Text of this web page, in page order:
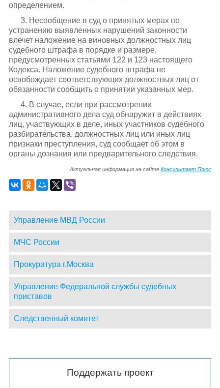
определением.
3. Несообщение в суд о принятых мерах по
устранению выявленных нарушений законности
влечет наложение на виновных должностных лиц
судебного штрафа в порядке и размере,
предусмотренных статьями 122 и 123 настоящего
Кодекса. Наложение судебного штрафа не
освобождает соответствующих должностных лиц от
обязанности сообщить о принятии указанных мер.
4. В случае, если при рассмотрении
административного дела суд обнаружит в действиях
лиц, участвующих в деле, иных участников судебного
разбирательства, должностных лиц или иных лиц
признаки преступления, суд сообщает об этом в
органы дознания или предварительного следствия.
Актуальная информация на сайтеКонсультант Плюс
Управление МВД России
МЧС России
Прокуратура г.Москва
Управление Федеральной службы судебных
приставов
Следственный комитет
Поддержать проект